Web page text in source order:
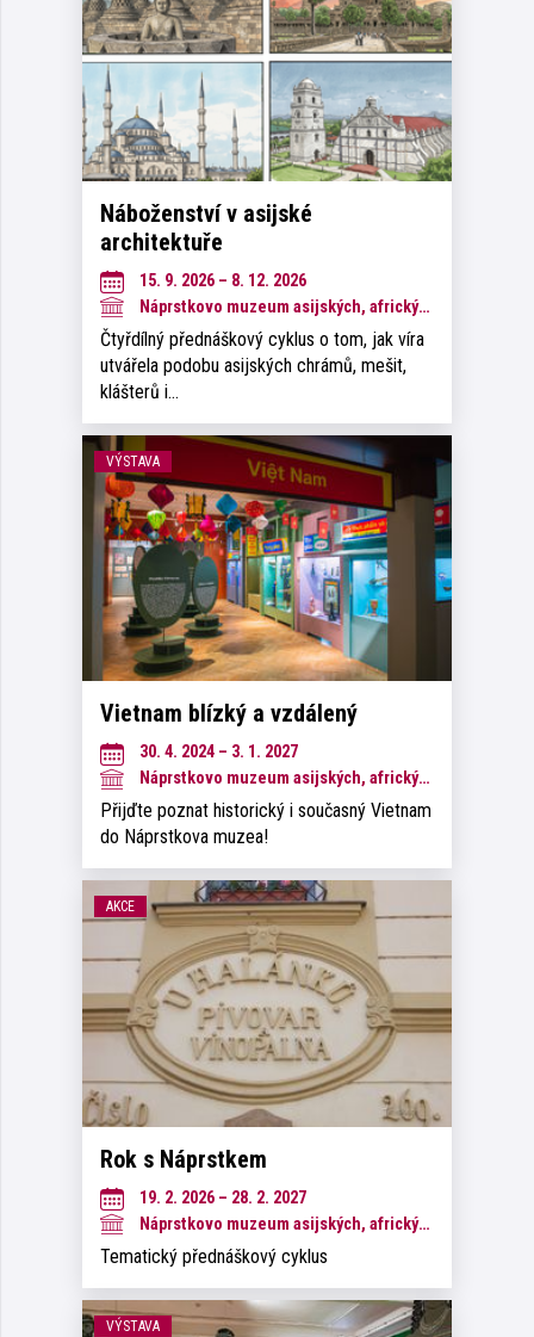
Náboženství v asijské
architektuře
15. 9. 2026 – 8. 12. 2026
Náprstkovo muzeum asijských, afrických a amerických kultur
Čtyřdílný přednáškový cyklus o tom, jak víra
utvářela podobu asijských chrámů, mešit,
klášterů i…
VÝSTAVA
Vietnam blízký a vzdálený
30. 4. 2024 – 3. 1. 2027
Náprstkovo muzeum asijských, afrických a amerických kultur
Přijďte poznat historický i současný Vietnam
do Náprstkova muzea!
AKCE
Rok s Náprstkem
19. 2. 2026 – 28. 2. 2027
Náprstkovo muzeum asijských, afrických a amerických kultur
Tematický přednáškový cyklus
VÝSTAVA